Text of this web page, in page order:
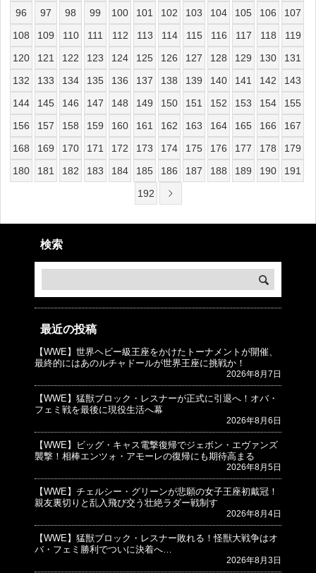
96
97 98 99 100 101 102 103 104 105 106
107
108
109 110 111 112 113 114 115 116 117 118
119
120
121 122 123 124 125 126 127 128 129 130
131
132
133 134 135 136 137 138 139 140 141 142
143
144
145 146 147 148 149 150 151 152 153 154
155
156
157 158 159 160 161 162 163 164 165 166
167
168
169 170 171 172 173 174 175 176 177 178
179
180
181 182 183 184 185 186 187 188 189 190
191
192
検索
最近の投稿
【WWE】世界ヘビー級王座をかけたトーナメントが開催、
最終的にはあのルチャドールが世界王座に挑戦か！
2026年8月7日
【WWE】猛獣ブロック・レスナーが正式に引退へ！オバ・
フェミ戦を最後に現役生活へ幕
2026年8月6日
【WWE】ビッグ・キャス電撃復帰でジェボン・エヴァンズ
襲撃！相棒エンツォ・アモーレの復帰にも期待高まる
2026年8月5日
【WWE】チェルシー・グリーンが悲願の女子王座初戴冠！
親友裏切りと乱入飛び交う壮絶ラダー戦制す
2026年8月4日
【WWE】猛獣ブロック・レスナー敗れる！怪獣大戦争はオ
バ・フェミ勝利でついに決着へ…
2026年8月3日
© プロレスJunkie ～WWEの最新情報 USA～